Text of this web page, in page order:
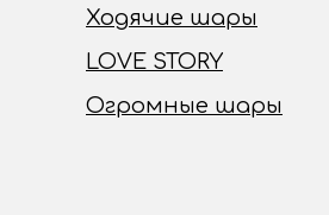
Ходячие шары
LOVE STORY
Огромные шары